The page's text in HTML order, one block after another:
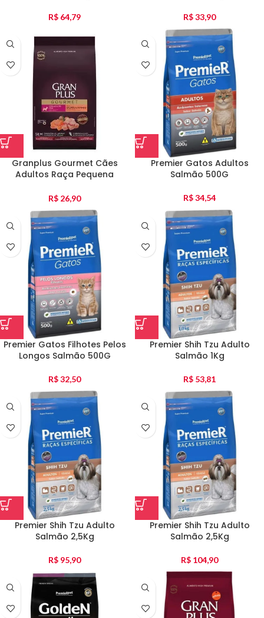
R$ 64,79 R$33,90
Granplus Gourmet Cães
Adultos Raça Pequena
R$ 26,90
Premier Gatos Adultos
Salmão 500G
R$34,54
Premier Gatos Filhotes Pelos
Longos Salmão 500G
R$32,50
Premier Shih Tzu Adulto
Salmão 1Kg
R$ 53,81
Premier Shih Tzu Adulto
Salmão 2,5Kg
R$ 95,90
Premier Shih Tzu Adulto
Salmão 2,5Kg
R$ 104,90